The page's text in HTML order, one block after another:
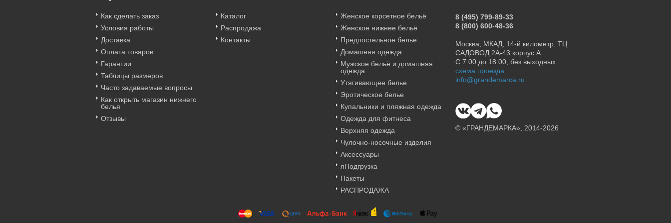
Как сделать заказ
Условия работы
Доставка
Оплата товаров
Гарантии
Таблицы размеров
Часто задаваемые вопросы
Как открыть магазин нижнего
белья
Отзывы
Каталог
Распродажа
Контакты
Женское корсетное бельё
Женское нижнее бельё
Предпостельное белье
Домашняя одежда
Мужское бельё и домашняя
одежда
Утягивающее белье
Эротическое белье
Купальники и пляжная одежда
Одежда для фитнеса
Верхняя одежда
Чулочно-носочные изделия
Аксессуары
яПодгрузка
Пакеты
РАСПРОДАЖА
8 (495) 799-89-33
8 (800) 600-48-36
Москва, МКАД, 14-й километр, ТЦ
САДОВОД 2А-43 корпус А.
С 7:00 до 18:00, без выходных
схема проезда
info@grandemarca.ru
© «ГРАНДЕМАРКА», 2014-2026